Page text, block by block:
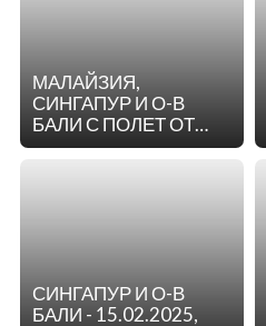
МАЛАЙЗИЯ,
СИНГАПУР И О-В
БАЛИ С ПОЛЕТ ОТ
ВАРНА -ПОТВЪРДЕНА
ГРУПА! - 16.02.2025
СИНГАПУР И О-В
БАЛИ - 15.02.2025,